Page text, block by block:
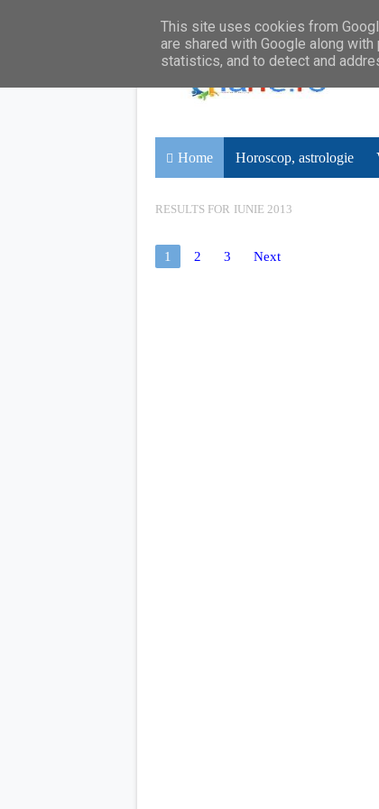
Home Horoscop, astrologie
RESULTS FOR IUNIE 2013
1 2 3 Next
This site uses cookies from
are shared with Google along
statistics, and to detect and